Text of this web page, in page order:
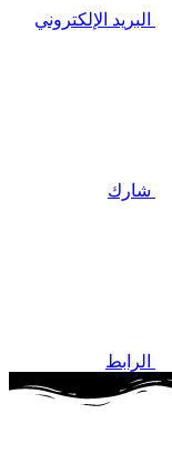
البريد الإلكتروني
شارك
الرابط